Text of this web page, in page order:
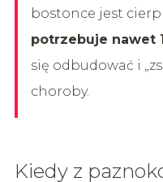
bostonce jest
potrzebuje nawet
się odbudować i
choroby.
Kiedy z